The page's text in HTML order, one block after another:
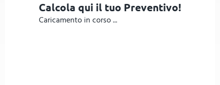
Calcola qui il tuo Preventivo!
Caricamento in corso ...